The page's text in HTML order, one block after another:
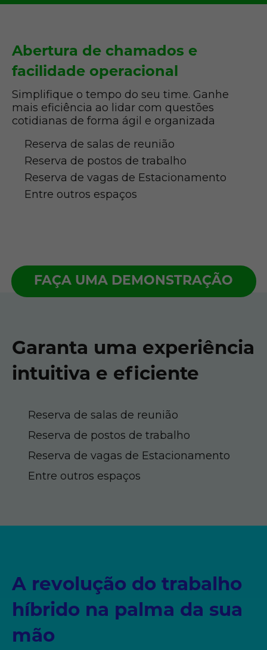
Abertura de chamados e
facilidade operacional
Simplifique o tempo do seu time. Ganhe
mais eficiência ao lidar com questões
cotidianas de forma ágil e organizada
Reserva de salas de reunião
Reserva de postos de trabalho
Reserva de vagas de Estacionamento
Entre outros espaços
FAÇA UMA DEMONSTRAÇÃO
Garanta uma experiência
intuitiva e eficiente
Reserva de salas de reunião
Reserva de postos de trabalho
Reserva de vagas de Estacionamento
Entre outros espaços
A revolução do trabalho
híbrido na palma da sua
mão